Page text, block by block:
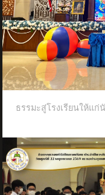
ธรรมะสู่โรงเรียนให้แ